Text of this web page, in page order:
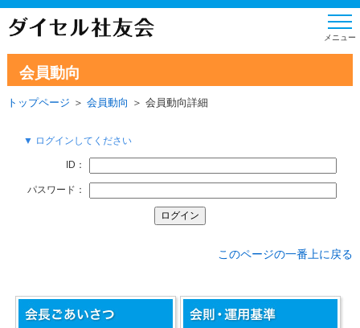
会員動向
トップページ ＞ 会員動向 ＞ 会員動向詳細
▼ ログインしてください
ID：
パスワード：
このページの一番上に戻る